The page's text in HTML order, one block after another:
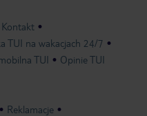
Kontakt
TUI na wakacjach 24/7
TUI Opinie TUI
Reklamacje